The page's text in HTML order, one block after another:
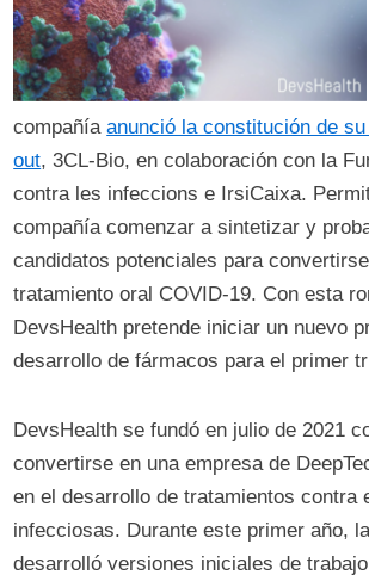
compañíaanunció la constitución de
out, 3CL-Bio, en colaboración con la
contra les infeccions e IrsiCaixa.
compañía comenzar a sintetizar y
candidatos potenciales para
tratamiento oral COVID-19. Con esta
DevsHealth pretende iniciar un nuevo
desarrollo de fármacos para el primer
DevsHealth se fundó en julio de 2021
convertirse en una empresa de
en el desarrollo de tratamientos contra
infecciosas. Durante este primer año,
desarrolló versiones iniciales de